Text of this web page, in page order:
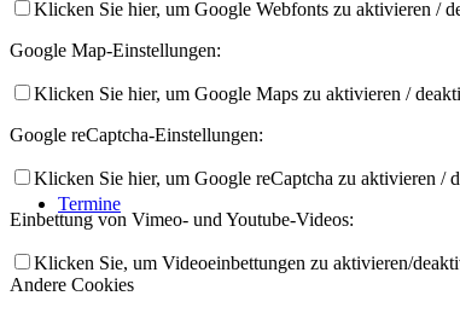
Termine
Klicken Sie hier, um Google Webfonts zu aktivieren /
Google Map-Einstellungen:
Klicken Sie hier, um Google Maps zu aktivieren /
Google reCaptcha-Einstellungen:
Klicken Sie hier, um Google reCaptcha zu aktivieren /
Einbettung von Vimeo- und Youtube-Videos:
Klicken Sie, um Videoeinbettungen zu aktivieren/
Andere Cookies